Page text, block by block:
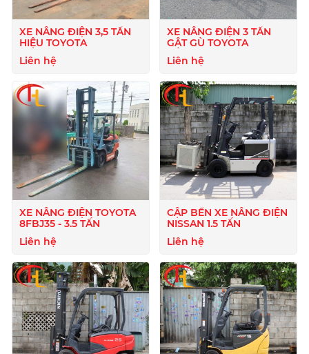
XE NÂNG ĐIỆN 3,5 TẤN
HIỆU TOYOTA
Liên hệ
XE NÂNG ĐIỆN 3 TẤN
GẬT GÙ TOYOTA
Liên hệ
XE NÂNG ĐIỆN TOYOTA
8FBJ35 - 3.5 TẤN
Liên hệ
CẬP BẾN XE NÂNG ĐIỆN
NISSAN 1.5 TẤN
Liên hệ